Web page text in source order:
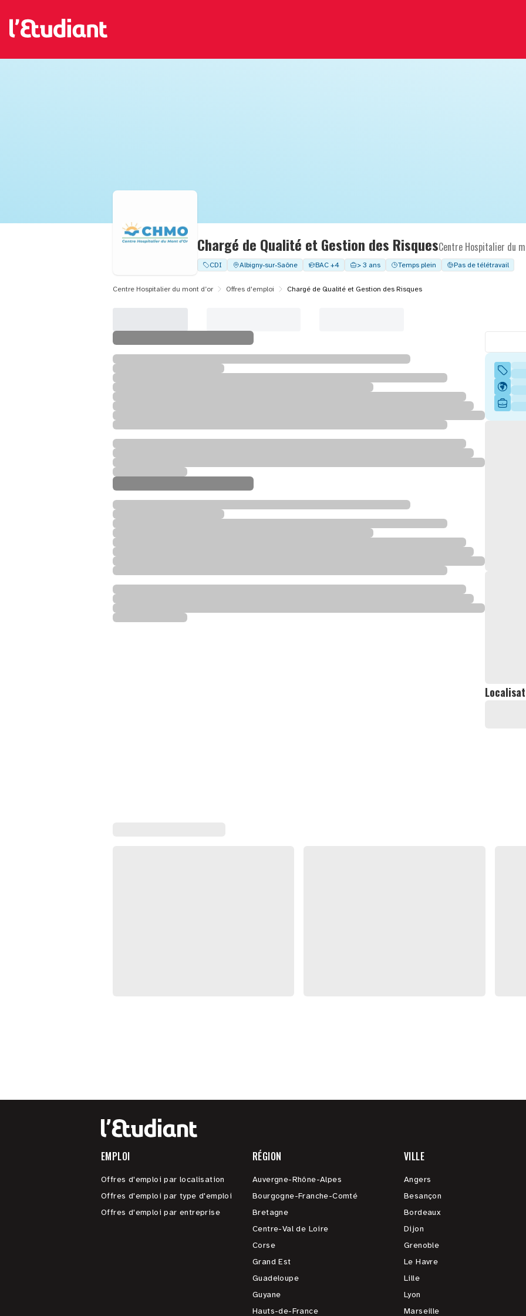
Chargé de Qualité et Gestion des RisquesCentre Hospitalier du
CDI Albigny-sur-Saône BAC +4 > 3 ans Temps plein Pas de télétravail
Centre Hospitalier du mont d’or Offres d'emploi Chargé de Qualité et Gestion des Risques
EMPLOI
Offres d'emploi par localisation
Offres d'emploi par type d'emploi
Offres d'emploi par entreprise
RÉGION
Auvergne-Rhône-Alpes
Bourgogne-Franche-Comté
Bretagne
Centre-Val de Loire
Corse
Grand Est
Guadeloupe
Guyane
Hauts-de-France
VILLE
Angers
Besançon
Bordeaux
Dijon
Grenoble
Le Havre
Lille
Lyon
Marseille